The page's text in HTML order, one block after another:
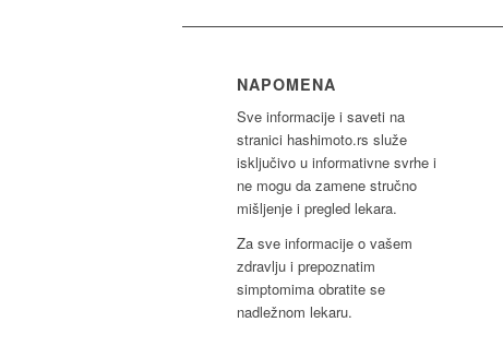
NAPOMENA
Sve informacije i saveti na
stranici hashimoto.rs služe
isključivo u informativne svrhe i
ne mogu da zamene stručno
mišljenje i pregled lekara.
Za sve informacije o vašem
zdravlju i prepoznatim
simptomima obratite se
nadležnom lekaru.